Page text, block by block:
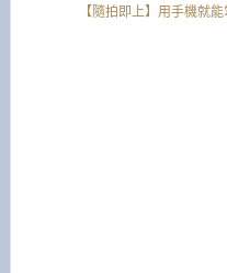
【隨拍即上】用手機就能